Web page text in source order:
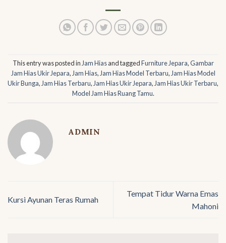
This entry was posted in Jam Hiasand taggedFurniture Jepara,Gambar
Jam Hias Ukir Jepara, Jam Hias, Jam Hias Model Terbaru, Jam Hias Model
Ukir Bunga, Jam Hias Terbaru, Jam Hias Ukir Jepara, Jam Hias Ukir Terbaru,
Model Jam Hias Ruang Tamu.
ADMIN
Kursi Ayunan Teras Rumah
Tempat Tidur Warna Emas
Mahoni